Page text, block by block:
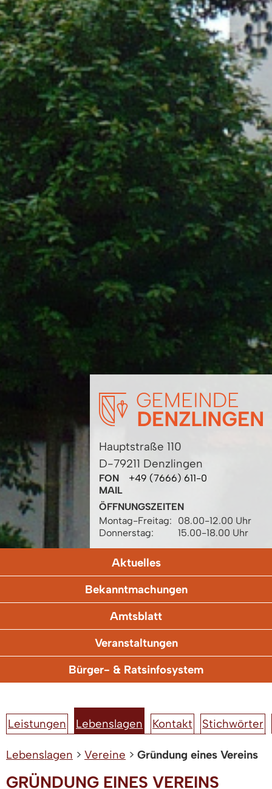
Hauptstraße 110
D-79211 Denzlingen
FON
+49 (7666) 611-0
MAIL
ÖFFNUNGSZEITEN
Montag-Freitag:
08.00-12.00 Uhr
Donnerstag:
15.00-18.00 Uhr
Aktuelles
Bekanntmachungen
Amtsblatt
Veranstaltungen
Bürger- & Ratsinfosystem
Leistungen Lebenslagen Kontakt Stichwörter
Lebenslagen > Vereine > Gründung eines Vereins
GRÜNDUNG EINES VEREINS